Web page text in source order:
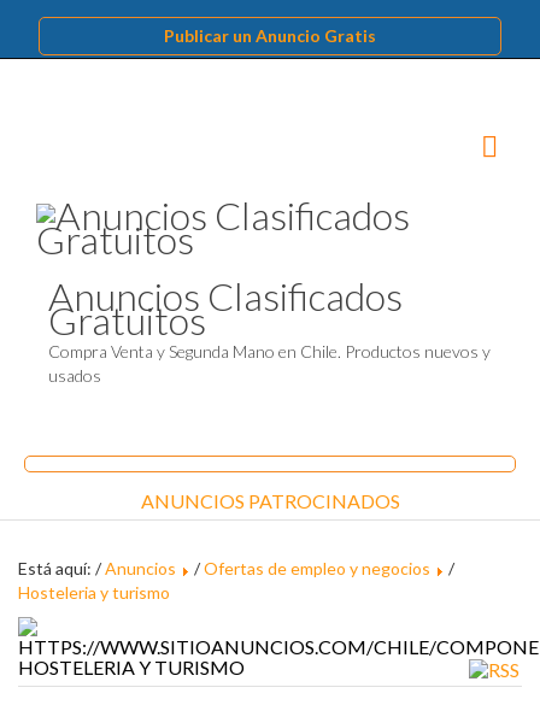
Publicar un Anuncio Gratis
Anuncios Clasificados
Gratuitos
Compra Venta y Segunda Mano en Chile. Productos nuevos y
usados
ANUNCIOS PATROCINADOS
Está aquí: /Anuncios /Ofertas de empleo y negocios
/
Hosteleria y turismo
HOSTELERIA Y TURISMO